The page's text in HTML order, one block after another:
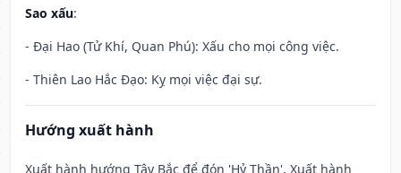
Sao xấu:
- Đại Hao (Tử Khí, Quan Phú): Xấu cho mọi công việc.
- Thiên Lao Hắc Đạo: Kỵ mọi việc đại sự.
Hướng xuất hành
Xuất hành hướng Tây Bắc để đón 'Hỷ Thần'. Xuất hành